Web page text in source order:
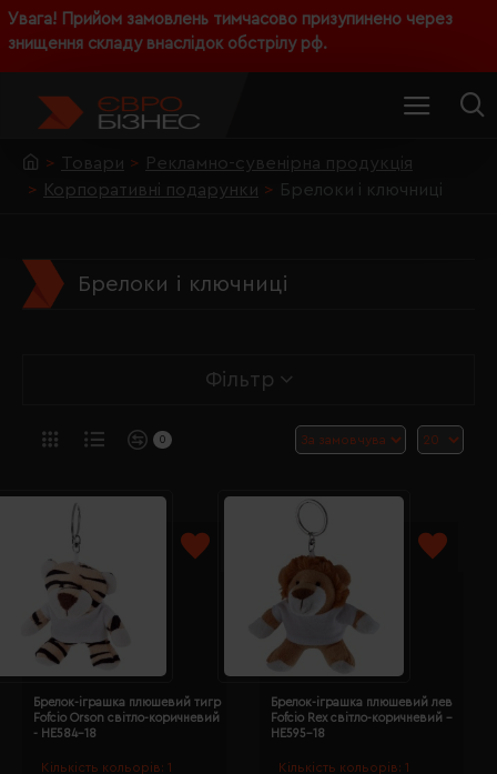
Увага! Прийом замовлень тимчасово призупинено через
знищення складу внаслідок обстрілу рф.
Товари
Рекламно-сувенірна продукція
Корпоративні подарунки
Брелоки і ключниці
Брелоки і ключниці
Фільтр
0
Кількість кольорів: 1
Брелок-іграшка плюшевий тигр
Fofcio Orson світло-коричневий
- HE584-18
Кількість кольорів: 1
Брелок-іграшка плюшевий лев
Fofcio Rex світло-коричневий -
HE595-18